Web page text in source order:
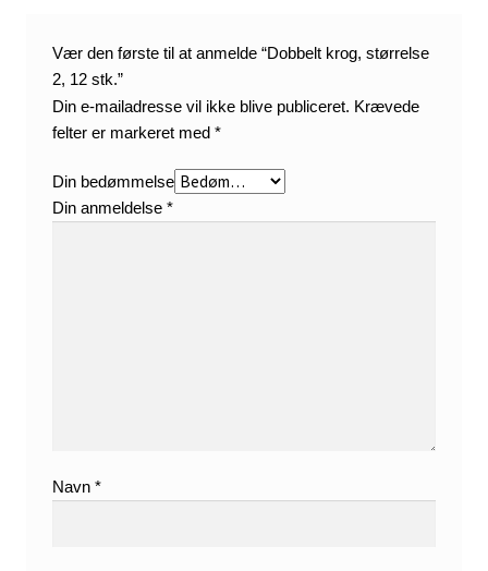
Vær den første til at anmelde “Dobbelt krog, størrelse
2, 12 stk.”
Din e-mailadresse vil ikke blive publiceret. Krævede
felter er markeret med*
Din bedømmelse
Din anmeldelse*
Navn*